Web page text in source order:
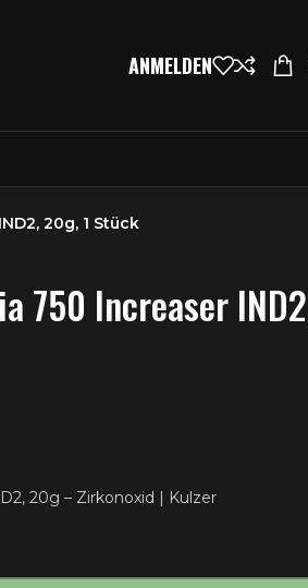
ANMELDEN
20g, 1 Stück
750 Increaser
20g – Zirkonoxid | Kulzer